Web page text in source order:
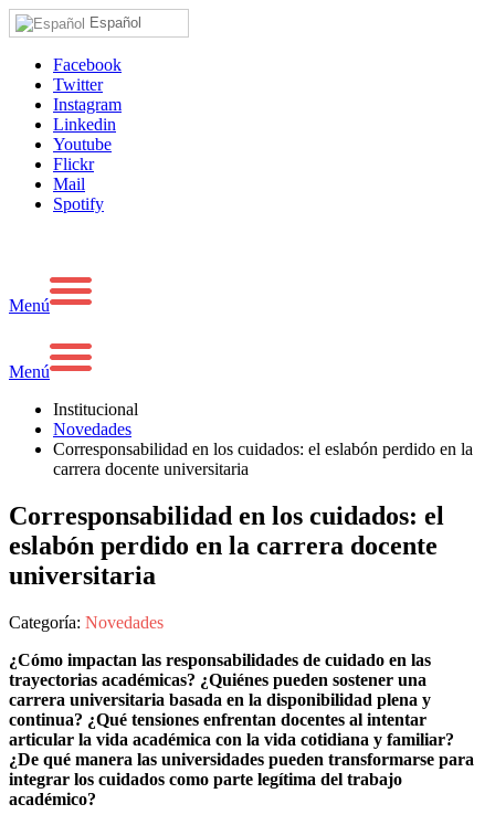
Español
Facebook
Twitter
Instagram
Linkedin
Youtube
Flickr
Mail
Spotify
Menú
Menú
Institucional
Novedades
Corresponsabilidad en los cuidados: el eslabón perdido en la
carrera docente universitaria
Corresponsabilidad en los cuidados: el
eslabón perdido en la carrera docente
universitaria
Categoría: Novedades
¿Cómo impactan las responsabilidades de cuidado en las
trayectorias académicas? ¿Quiénes pueden sostener una
carrera universitaria basada en la disponibilidad plena y
continua? ¿Qué tensiones enfrentan docentes al intentar
articular la vida académica con la vida cotidiana y familiar?
¿De qué manera las universidades pueden transformarse para
integrar los cuidados como parte legítima del trabajo
académico?